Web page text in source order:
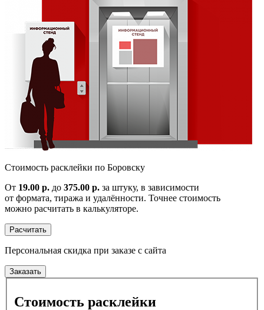
Cтоимость расклейки по Боровску
От 19.00 р. до 375.00 р. за штуку, в зависимости
от формата, тиража и удалённости. Точнее стоимость
можно расчитать в калькуляторе.
Расчитать
Персональная скидка при заказе с сайта
Заказать
Стоимость расклейки